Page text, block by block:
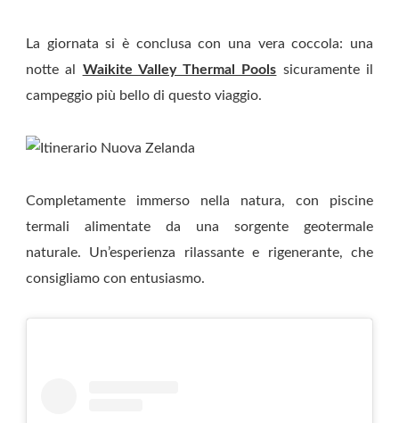
La giornata si è conclusa con una vera coccola: una
notte al Waikite Valley Thermal Pools sicuramente il
campeggio più bello di questo viaggio.
Completamente immerso nella natura, con piscine
termali alimentate da una sorgente geotermale
naturale. Un’esperienza rilassante e rigenerante, che
consigliamo con entusiasmo.